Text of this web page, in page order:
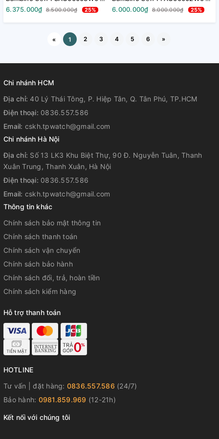
FAC00003W0 ) ( TAC00003W0
6.375.000₫ 8.500.000₫ 25%
SAC00002W0 ) ( TAC00002W0
6.000.000₫ 8.000.000₫ 25%
« 1 2 3 4 5 6 »
Chi nhánh HCM
Địa chỉ: 40 Lý Thái Tông, P. Hiệp Tân, Q. Tân Phú, TP.HCM
Điện thoại: 0836.557.586
Email: cskh.tpwatch@gmail.com
Chi nhánh Hà Nội
Địa chỉ: Số 13 LK3 Khu Biệt Thự, 90 Đ. Nguyễn Tuân, Thanh
Xuân Trung, Thanh Xuân, Hà Nội
Điện thoại: 0836.557.586
Email: cskh.tpwatch@gmail.com
Thông tin khác
Chính sách bảo mật thông tin
Chính sách thanh toán
Chính sách vận chuyển
Chính sách bảo hành
Chính sách đổi, trả, hoàn tiền
Chính sách kiểm hàng
Hỗ trợ thanh toán
HOTLINE
Tư vấn | đặt hàng: 0836.557.586 (24/7)
Bảo hành: 0981.859.969 (12-21h)
Kết nối với chúng tôi